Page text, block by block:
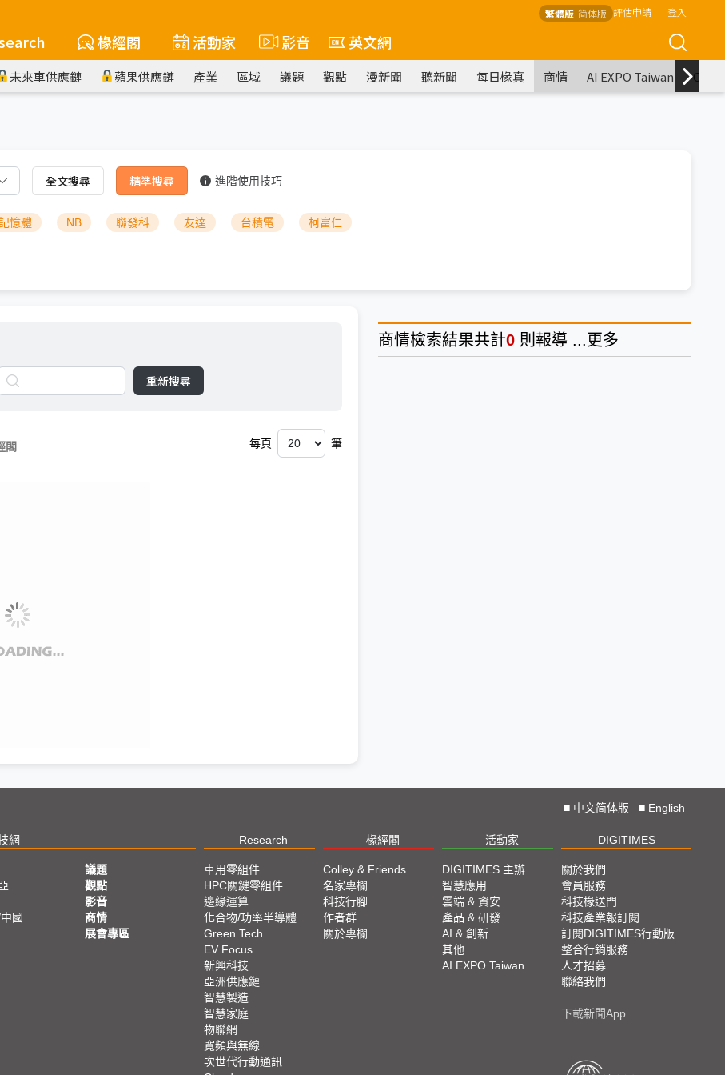
繁體版 简体版 評估申請 登入
椽經閣 活動家 影音 英文網
未來車供應鏈 蘋果供應鏈 產業 區域 議題 觀點 漫新聞 聽新聞 每日椽真 商情 AI EXPO Taiwan
全文搜尋 精準搜尋 進階使用技巧
憶體 NB 聯發科 友達 台積電 柯富仁
重新搜尋
閣 每頁 筆
商情檢索結果共計0 則報導 ... 更多
■ 中文简体版 ■ English
網 Research 椽經閣 活動家 DIGITIMES
國
議題
觀點
影音
商情
展會專區
車用零組件
HPC關鍵零組件
邊緣運算
化合物/功率半導體
Green Tech
EV Focus
新興科技
亞洲供應鏈
智慧製造
智慧家庭
物聯網
寬頻與無線
次世代行動通訊
Colley & Friends
名家專欄
科技行腳
作者群
關於專欄
DIGITIMES 主辦
智慧應用
雲端 & 資安
產品 & 研發
AI & 創新
其他
AI EXPO Taiwan
關於我們
會員服務
科技椽送門
科技產業報訂閱
訂閱DIGITIMES行動版
整合行銷服務
人才招募
聯絡我們
下載新聞App